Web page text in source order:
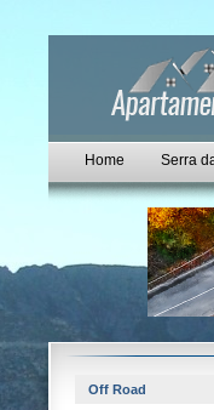
Home Serra
Off Road